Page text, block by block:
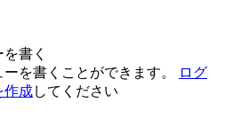
書く
を書くことができます。
ログ
作成してください